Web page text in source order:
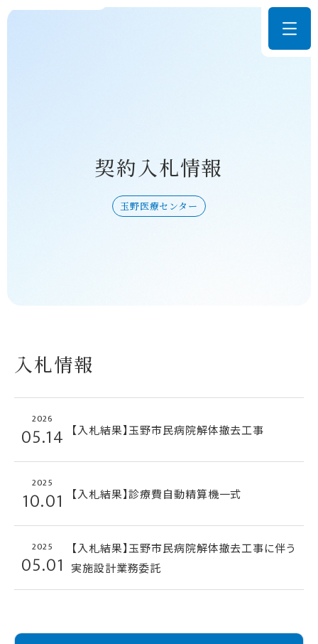
契約入札情報
玉野医療センター
入札情報
2026
05.14 【入札結果】玉野市民病院解体撤去工事
2025
10.01 【入札結果】診療費自動精算機一式
2025
05.01
【入札結果】玉野市民病院解体撤去工事に伴う
実施設計業務委託